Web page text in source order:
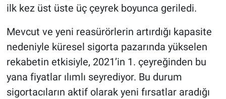
ilk kez üst üste üç çeyrek boyunca geriledi.
Mevcut ve yeni reasürörlerin artırdığı kapasite
nedeniyle küresel sigorta pazarında yükselen
rekabetin etkisiyle, 2021’in 1. çeyreğinden bu
yana fiyatlar ılımlı seyrediyor. Bu durum
sigortacıların aktif olarak yeni fırsatlar aradığı